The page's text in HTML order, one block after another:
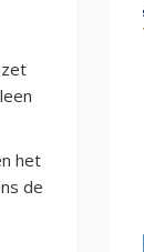
het
de